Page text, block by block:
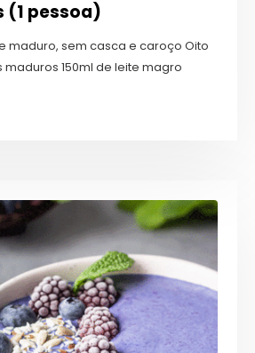
(1 pessoa)
maduro, sem casca e caroço Oito
150ml de leite magro